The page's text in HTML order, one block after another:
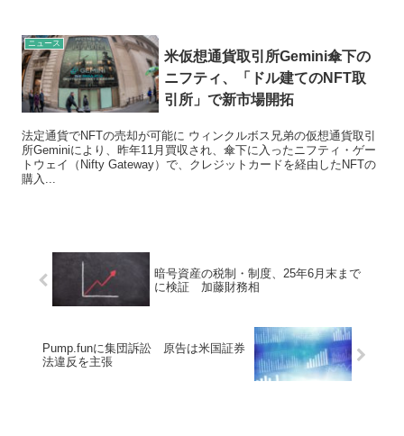
ニュース
米仮想通貨取引所Gemini傘下の
ニフティ、「ドル建てのNFT取
引所」で新市場開拓
法定通貨でNFTの売却が可能に ウィンクルボス兄弟の仮想通貨取引
所Geminiにより、昨年11月買収され、傘下に入ったニフティ・ゲー
トウェイ（Nifty Gateway）で、クレジットカードを経由したNFTの
購入...
暗号資産の税制・制度、25年6月末まで
に検証 加藤財務相
Pump.funに集団訴訟 原告は米国証券
法違反を主張